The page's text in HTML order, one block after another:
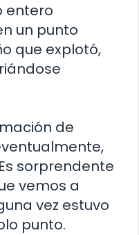
entero
un punto
que explotó,
de
sorprendente
vemos a
vez estuvo
punto.